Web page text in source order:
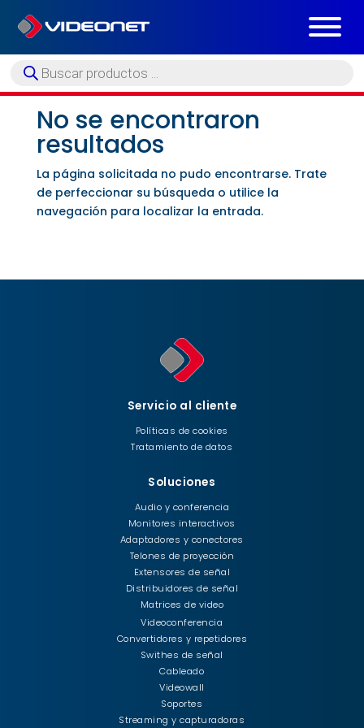
Búsqueda
de
No se encontraron
resultados
La página solicitada no pudo encontrarse. Trate
de perfeccionar su búsqueda o utilice la
navegación para localizar la entrada.
Servicio al cliente
Políticas de cookies
Tratamiento de datos
Soluciones
Audio y conferencia
Monitores interactivos
Adaptadores y conectores
Telones de proyección
Extensores de señal
Distribuidores de señal
Matrices de video
Videoconferencia
Convertidores y repetidores
Swithes de señal
Cableado
Videowall
Soportes
Streaming y capturadoras